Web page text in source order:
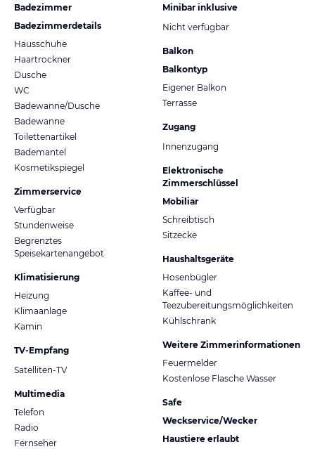
Badezimmer
Badezimmerdetails
Hausschuhe
Haartrockner
Dusche
WC
Badewanne/Dusche
Badewanne
Toilettenartikel
Bademantel
Kosmetikspiegel
Zimmerservice
Verfügbar
Stundenweise
Begrenztes
Speisekartenangebot
Klimatisierung
Heizung
Klimaanlage
Kamin
TV-Empfang
Satelliten-TV
Multimedia
Telefon
Radio
Fernseher
Minibar inklusive
Nicht verfügbar
Balkon
Balkontyp
Eigener Balkon
Terrasse
Zugang
Innenzugang
Elektronische
Zimmerschlüssel
Mobiliar
Schreibtisch
Sitzecke
Haushaltsgeräte
Hosenbügler
Kaffee- und
Teezubereitungsmöglichkeiten
Kühlschrank
Weitere Zimmerinformationen
Feuermelder
Kostenlose Flasche Wasser
Safe
Weckservice/Wecker
Haustiere erlaubt